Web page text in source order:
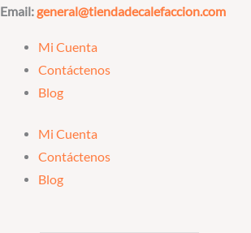
Ir
contenido
Email:general@tiendadecalefaccion.com
Mi Cuenta
Contáctenos
Blog
Mi Cuenta
Contáctenos
Blog